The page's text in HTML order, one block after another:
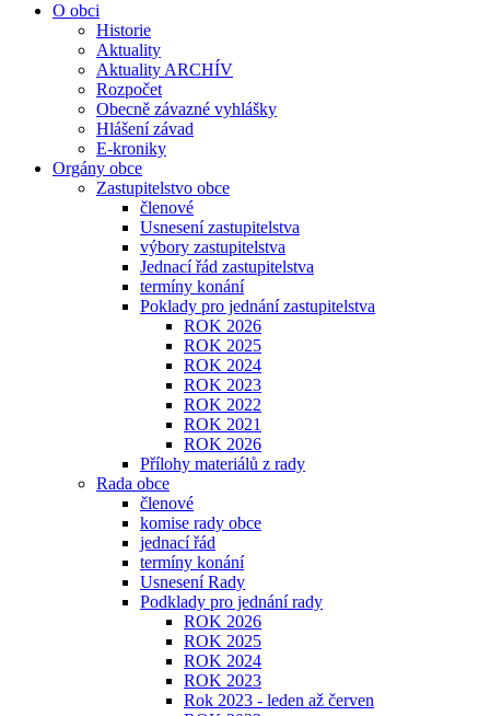
O obci
Historie
Aktuality
Aktuality ARCHÍV
Rozpočet
Obecně závazné vyhlášky
Hlášení závad
E-kroniky
Orgány obce
Zastupitelstvo obce
členové
Usnesení zastupitelstva
výbory zastupitelstva
Jednací řád zastupitelstva
termíny konání
Poklady pro jednání zastupitelstva
ROK 2026
ROK 2025
ROK 2024
ROK 2023
ROK 2022
ROK 2021
ROK 2026
Přílohy materiálů z rady
Rada obce
členové
komise rady obce
jednací řád
termíny konání
Usnesení Rady
Podklady pro jednání rady
ROK 2026
ROK 2025
ROK 2024
ROK 2023
Rok 2023 - leden až červen